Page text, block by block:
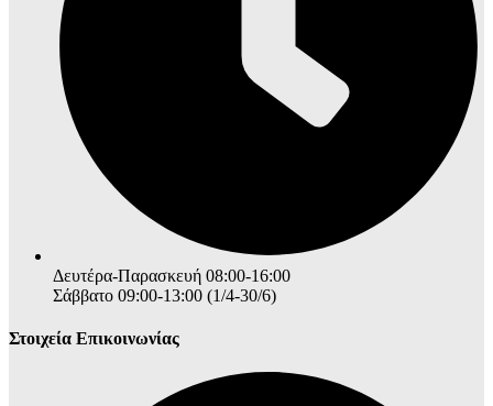
Δευτέρα-Παρασκευή 08:00-16:00
Σάββατο 09:00-13:00 (1/4-30/6)
Στοιχεία Επικοινωνίας